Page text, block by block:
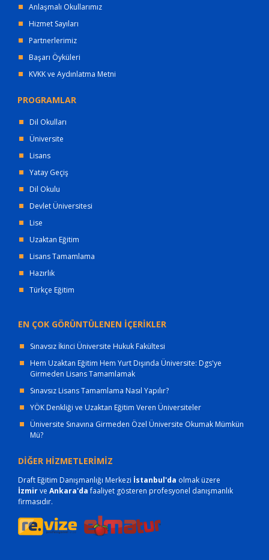
Anlaşmalı Okullarımız
Hizmet Sayıları
Partnerlerimiz
Başarı Öyküleri
KVKK ve Aydınlatma Metni
PROGRAMLAR
Dil Okulları
Üniversite
Lisans
Yatay Geçiş
Dil Okulu
Devlet Üniversitesi
Lise
Uzaktan Eğitim
Lisans Tamamlama
Hazırlık
Türkçe Eğitim
EN ÇOK GÖRÜNTÜLENEN İÇERİKLER
Sınavsız İkinci Üniversite Hukuk Fakültesi
Hem Uzaktan Eğitim Hem Yurt Dışında Üniversite: Dgs'ye
Girmeden Lisans Tamamlamak
Sınavsız Lisans Tamamlama Nasıl Yapılır?
YÖK Denkliği ve Uzaktan Eğitim Veren Üniversiteler
Üniversite Sınavına Girmeden Özel Üniversite Okumak Mümkün
Mü?
DİĞER HİZMETLERİMİZ
Draft Eğitim Danışmanlığı Merkezi İstanbul'da olmak üzere
İzmirve Ankara'dafaaliyet gösteren profesyonel danışmanlık
firmasıdır.